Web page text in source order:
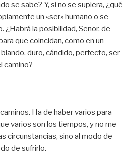
se sabe? Y, si no se supiera, ¿qué
un «ser» humano o se
¿Habrá la posibilidad, Señor, de
que coincidan, como en un
duro, cándido, perfecto, ser
camino?
Ha de haber varios para
varios son los tiempos, y no me
circunstancias, sino al modo de
de sufrirlo.